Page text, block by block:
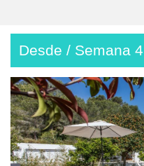
Desde / Semana